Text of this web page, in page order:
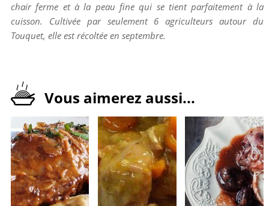
chair ferme et à la peau fine qui se tient parfaitement à la
cuisson. Cultivée par seulement 6 agriculteurs autour du
Touquet, elle est récoltée en septembre.
Vous aimerez aussi...